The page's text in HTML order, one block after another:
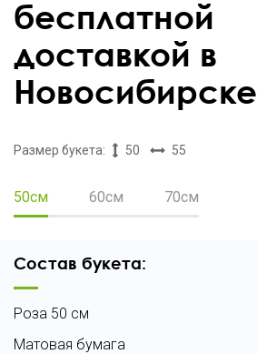
бесплатной
доставкой в
Новосибирске
Размер букета: 50 55
50см 60см 70см
Состав букета:
Роза 50 см
Матовая бумага